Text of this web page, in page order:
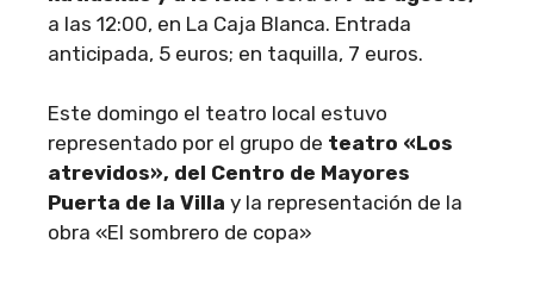
a las 12:00, en La Caja Blanca. Entrada
anticipada, 5 euros; en taquilla, 7 euros.
Este domingo el teatro local estuvo
representado por el grupo de teatro «Los
atrevidos», del Centro de Mayores
Puerta de la Villa y la representación de la
obra «El sombrero de copa»